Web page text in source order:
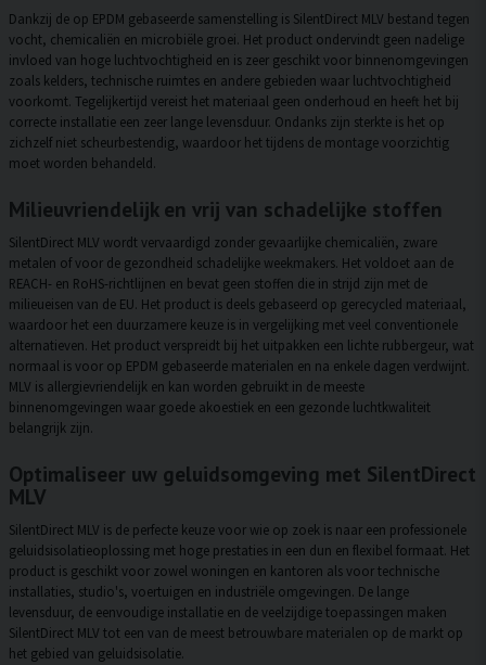
Dankzij de op EPDM gebaseerde samenstelling is SilentDirect MLV bestand tegen
vocht, chemicaliën en microbiële groei. Het product ondervindt geen nadelige
invloed van hoge luchtvochtigheid en is zeer geschikt voor binnenomgevingen
zoals kelders, technische ruimtes en andere gebieden waar luchtvochtigheid
voorkomt. Tegelijkertijd vereist het materiaal geen onderhoud en heeft het bij
correcte installatie een zeer lange levensduur. Ondanks zijn sterkte is het op
zichzelf niet scheurbestendig, waardoor het tijdens de montage voorzichtig
moet worden behandeld.
Milieuvriendelijk en vrij van schadelijke stoffen
SilentDirect MLV wordt vervaardigd zonder gevaarlijke chemicaliën, zware
metalen of voor de gezondheid schadelijke weekmakers. Het voldoet aan de
REACH- en RoHS-richtlijnen en bevat geen stoffen die in strijd zijn met de
milieueisen van de EU. Het product is deels gebaseerd op gerecycled materiaal,
waardoor het een duurzamere keuze is in vergelijking met veel conventionele
alternatieven. Het product verspreidt bij het uitpakken een lichte rubbergeur, wat
normaal is voor op EPDM gebaseerde materialen en na enkele dagen verdwijnt.
MLV is allergievriendelijk en kan worden gebruikt in de meeste
binnenomgevingen waar goede akoestiek en een gezonde luchtkwaliteit
belangrijk zijn.
Optimaliseer uw geluidsomgeving met SilentDirect
MLV
SilentDirect MLV is de perfecte keuze voor wie op zoek is naar een professionele
geluidsisolatieoplossing met hoge prestaties in een dun en flexibel formaat. Het
product is geschikt voor zowel woningen en kantoren als voor technische
installaties, studio's, voertuigen en industriële omgevingen. De lange
levensduur, de eenvoudige installatie en de veelzijdige toepassingen maken
SilentDirect MLV tot een van de meest betrouwbare materialen op de markt op
het gebied van geluidsisolatie.